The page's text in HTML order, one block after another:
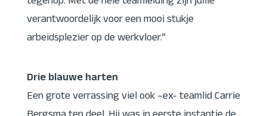
verantwoordelijk voor een mooi stukje
arbeidsplezier op de werkvloer.”
Drie blauwe harten
Een grote verrassing viel ook –ex- teamlid Carrie